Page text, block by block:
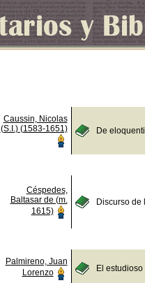
Caussin, Nicolas
(S.I.) (1583-1651)
De
Céspedes,
Baltasar de (m.
1615)
Discurso de
Palmireno, Juan
Lorenzo
El